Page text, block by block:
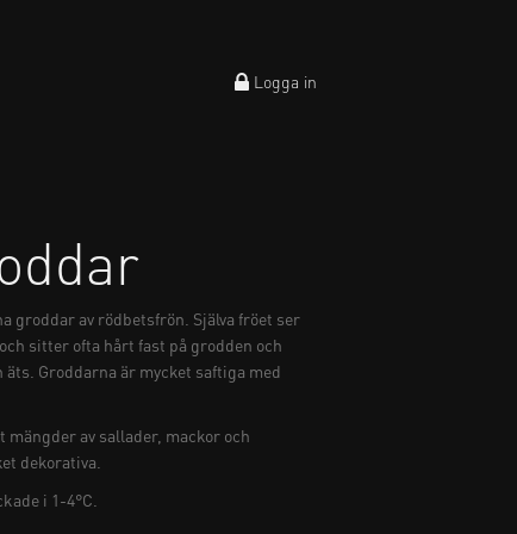
Logga in
groddar av rödbetsfrön. Själva fröet ser
sitter ofta hårt fast på grodden och
Groddarna är mycket saftiga med
av sallader, mackor och
dekorativa.
i 1-4°C.